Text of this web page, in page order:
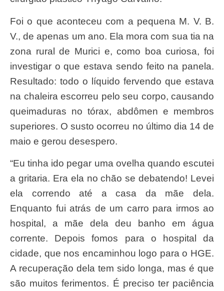
Foi o que aconteceu com a pequena M. V. B.
V., de apenas um ano. Ela mora com sua tia na
zona rural de Murici e, como boa curiosa, foi
investigar o que estava sendo feito na panela.
Resultado: todo o líquido fervendo que estava
na chaleira escorreu pelo seu corpo, causando
queimaduras no tórax, abdômen e membros
superiores. O susto ocorreu no último dia 14 de
maio e gerou desespero.
“Eu tinha ido pegar uma ovelha quando escutei
a gritaria. Era ela no chão se debatendo! Levei
ela correndo até a casa da mãe dela.
Enquanto fui atrás de um carro para irmos ao
hospital, a mãe dela deu banho em água
corrente. Depois fomos para o hospital da
cidade, que nos encaminhou logo para o HGE.
A recuperação dela tem sido longa, mas é que
são muitos ferimentos. É preciso ter paciência